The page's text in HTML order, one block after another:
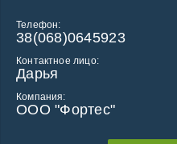
Телефон:
38(068)0645923
Контактное лицо:
Дарья
Компания:
ООО "Фортес"